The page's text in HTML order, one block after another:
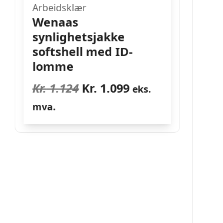
Arbeidsklær
Wenaas
synlighetsjakke
softshell med ID-
lomme
Kr.1.124 Opprinnelig
var:
Kr. 1.099Nåværende
er:
eks.
mva.